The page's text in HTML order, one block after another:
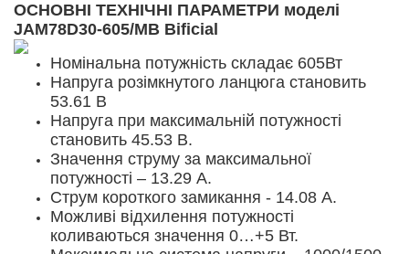
ОСНОВНІ ТЕХНІЧНІ ПАРАМЕТРИ моделі
JAM78D30-605/MB Bificial
Номінальна потужність складає 605Вт
Напруга розімкнутого ланцюга становить
53.61 В
Напруга при максимальній потужності
становить 45.53 В.
Значення струму за максимальної
потужності – 13.29 А.
Струм короткого замикання - 14.08 А.
Можливі відхилення потужності
коливаються значення 0…+5 Вт.
Даруємо будинок за донат з 01 серпня 2026 по
31.08.2026
Просто Хаус запускає масштабну благодійну акцію
«Даруємо будинок за донат». Протягом місяця ми